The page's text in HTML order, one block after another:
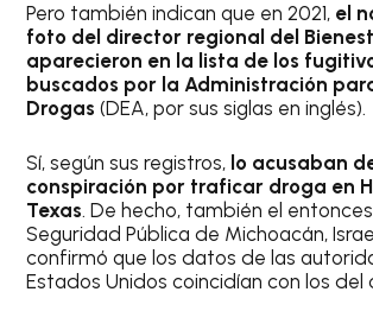
Pero también indican que en 2021, el
foto del director regional del
aparecieron en la lista de los
buscados por la Administración
Drogas(DEA, por sus siglas en inglés).
Sí, según sus registros, lo acusaban
conspiración por traficar droga en
Texas. De hecho, también el
Seguridad Pública de Michoacán,
confirmó que los datos de las
Estados Unidos coincidían con los del